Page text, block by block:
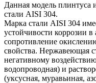
Данная модель плинтуса
стали AISI 304.
Марка стали AISI 304
устойчивости коррозии
сопротивление
свойства. Нержавеющая
негативному
водопроводная) и
(уксусная, муравьиная,